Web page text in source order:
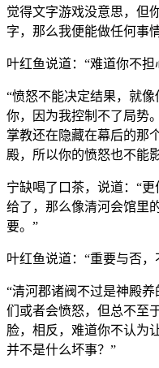
觉得文字游戏没意思，但
字，那么我便能做任何事
叶红鱼说道：“难道你不担
“愤怒不能决定结果，就
你，因为我控制不了局势
掌教还在隐藏在幕后的那
殿，所以你的愤怒也不能
宁缺喝了口茶，说道：“
给了，那么像清河会馆里
要。”
叶红鱼说道：“重要与否，
“清河郡诸阀不过是神殿
们或者会愤怒，但总不至
脸，相反，难道你不认为
并不是什么坏事？”